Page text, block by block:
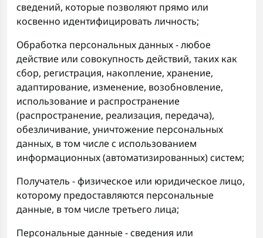
сведений, которые позволяют прямо или
косвенно идентифицировать личность;
Обработка персональных данных - любое
действие или совокупность действий, таких как
сбор, регистрация, накопление, хранение,
адаптирование, изменение, возобновление,
использование и распространение
(распространение, реализация, передача),
обезличивание, уничтожение персональных
данных, в том числе с использованием
информационных (автоматизированных) систем;
Получатель - физическое или юридическое лицо,
которому предоставляются персональные
данные, в том числе третьего лица;
Персональные данные - сведения или